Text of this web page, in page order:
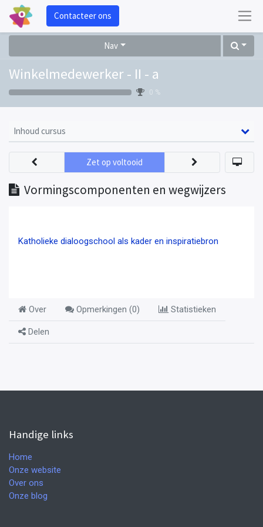
Contacteer ons
Nav
Winkelmedewerker - II - a
0 %
Inhoud cursus
Vormingscomponenten en wegwijzers
Zet op voltooid
Katholieke dialoogschool als kader en inspiratiebron
Over Opmerkingen (0) Statistieken
Delen
Handige links
Home
Onze website
Over ons
Onze blog